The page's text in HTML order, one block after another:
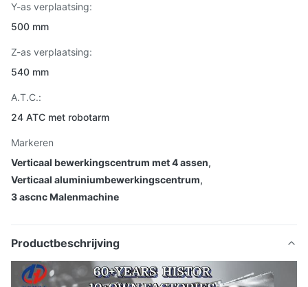
Y-as verplaatsing:
500 mm
Z-as verplaatsing:
540 mm
A.T.C.:
24 ATC met robotarm
Markeren
Verticaal bewerkingscentrum met 4 assen,
Verticaal aluminiumbewerkingscentrum,
3 ascnc Malenmachine
Productbeschrijving